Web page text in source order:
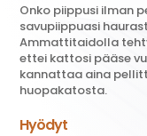
Onko piippusi ilman
savupiippuasi
Ammattitaidolla
ettei kattosi pääse
kannattaa aina
huopakatosta.
Hyödyt